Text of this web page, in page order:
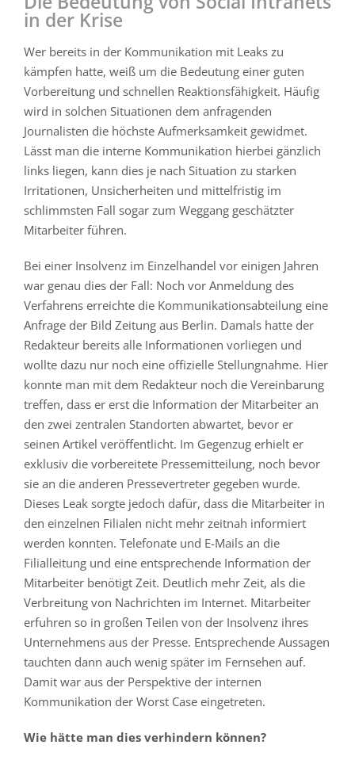
in der Krise
Wer bereits in der Kommunikation mit Leaks zu
kämpfen hatte, weiß um die Bedeutung einer guten
Vorbereitung und schnellen Reaktionsfähigkeit. Häufig
wird in solchen Situationen dem anfragenden
Journalisten die höchste Aufmerksamkeit gewidmet.
Lässt man die interne Kommunikation hierbei gänzlich
links liegen, kann dies je nach Situation zu starken
Irritationen, Unsicherheiten und mittelfristig im
schlimmsten Fall sogar zum Weggang geschätzter
Mitarbeiter führen.
Bei einer Insolvenz im Einzelhandel vor einigen Jahren
war genau dies der Fall: Noch vor Anmeldung des
Verfahrens erreichte die Kommunikationsabteilung eine
Anfrage der Bild Zeitung aus Berlin. Damals hatte der
Redakteur bereits alle Informationen vorliegen und
wollte dazu nur noch eine offizielle Stellungnahme. Hier
konnte man mit dem Redakteur noch die Vereinbarung
treffen, dass er erst die Information der Mitarbeiter an
den zwei zentralen Standorten abwartet, bevor er
seinen Artikel veröffentlicht. Im Gegenzug erhielt er
exklusiv die vorbereitete Pressemitteilung, noch bevor
sie an die anderen Pressevertreter gegeben wurde.
Dieses Leak sorgte jedoch dafür, dass die Mitarbeiter in
den einzelnen Filialen nicht mehr zeitnah informiert
werden konnten. Telefonate und E-Mails an die
Filialleitung und eine entsprechende Information der
Mitarbeiter benötigt Zeit. Deutlich mehr Zeit, als die
Verbreitung von Nachrichten im Internet. Mitarbeiter
erfuhren so in großen Teilen von der Insolvenz ihres
Unternehmens aus der Presse. Entsprechende Aussagen
tauchten dann auch wenig später im Fernsehen auf.
Damit war aus der Perspektive der internen
Kommunikation der Worst Case eingetreten.
Wie hätte man dies verhindern können?